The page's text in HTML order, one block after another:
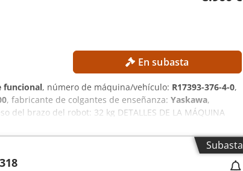
En subasta
funcional, número de máquina/vehículo: R17393-376-4-0,
, fabricante de colgantes de enseñanza: Yaskawa,
del brazo del robot: 32 kg DETALLES DE LA MÁQUINA
Dcedpfx Adozmwafsiek Alimentación eléctrica: 3
contra sobrecorriente del equipo: 15 A Corriente de
Brazo de robot Yaskawa Motoman GP8 Controlador
Subasta